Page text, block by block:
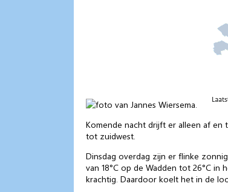
Komende nacht drijft er alleen af en
tot zuidwest.
Dinsdag overdag zijn er flinke
van 18°C op de Wadden tot 26°C
krachtig. Daardoor koelt het in de